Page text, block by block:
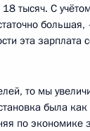
тысяч. С
эта зарплата
то мы
была
по экономике